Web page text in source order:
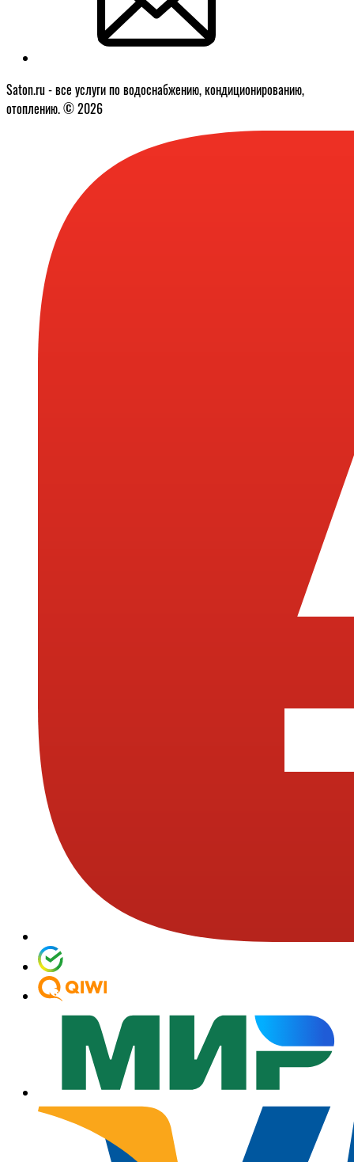
Saton.ru - все услуги по водоснабжению, кондиционированию,
отоплению. © 2026